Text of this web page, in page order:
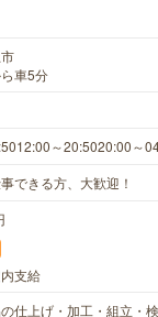
車5分
～20:5020:00～
できる方、大歓迎！
支給
仕上げ・加工・組立・